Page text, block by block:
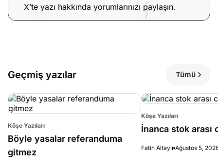
X’te yazı hakkında yorumlarınızı paylaşın.
Geçmiş yazılar Tümü
Köşe Yazıları
Böyle yasalar referanduma
gitmez
Köşe Yazıları
İnanca stok arası
Fatih Altaylı Ağustos 5,